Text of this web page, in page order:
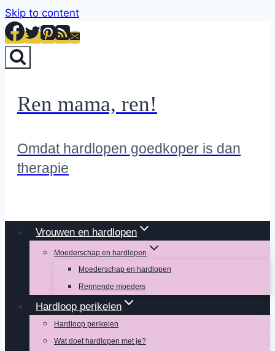
Skip to content
Ren mama, ren!
Omdat hardlopen goedkoper is dan
therapie
Vrouwen en hardlopen
Moederschap en hardlopen
Moederschap en hardlopen
Rennende moeders
Hardloop perikelen
Hardloop perikelen
Wat doet hardlopen met je?